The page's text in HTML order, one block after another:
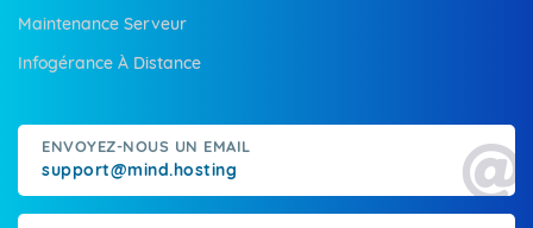
Maintenance Serveur
Infogérance À Distance
ENVOYEZ-NOUS UN EMAIL
support@mind.hosting